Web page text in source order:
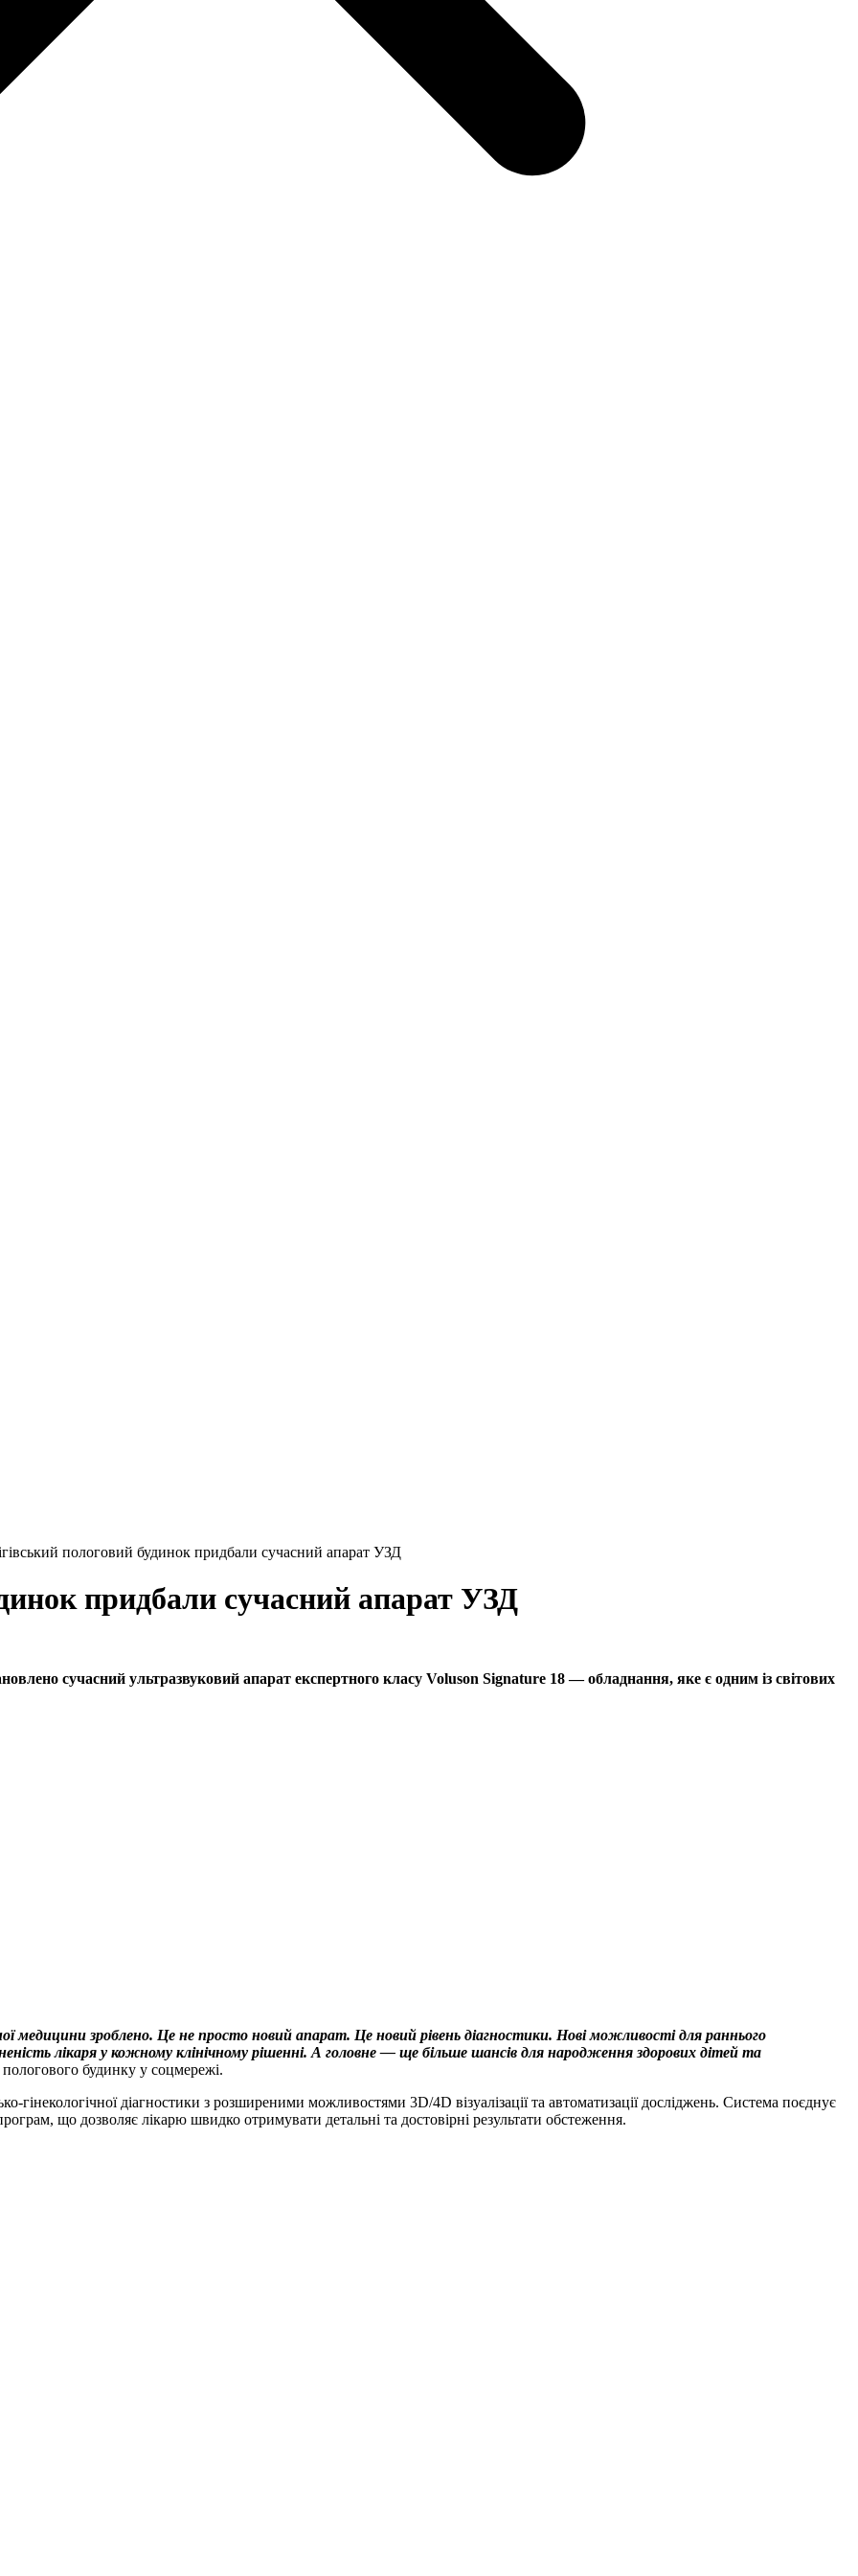
пологовий будинок придбали сучасний апарат УЗД
придбали сучасний апарат УЗД
сучасний ультразвуковий апарат експертного класу Voluson Signature 18 — обладнання, яке є одним із світових
медицини зроблено. Це не просто новий апарат. Це новий рівень діагностики. Нові можливості для раннього
лікаря у кожному клінічному рішенні. А головне — ще більше шансів для народження здорових дітей та
пологового будинку у соцмережі.
гінекологічної діагностики з розширеними можливостями 3D/4D візуалізації та автоматизації досліджень. Система поєднує
що дозволяє лікарю швидко отримувати детальні та достовірні результати обстеження.